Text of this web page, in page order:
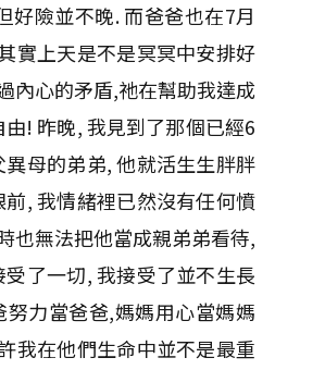
好險並不晚. 而爸爸也在7月
實上天是不是冥冥中安排好
內心的矛盾,祂在幫助我達成
! 昨晚, 我見到了那個已經6
異母的弟弟, 他就活生生胖胖
, 我情緒裡已然沒有任何憤
也無法把他當成親弟弟看待,
了一切, 我接受了並不生長
努力當爸爸,媽媽用心當媽媽
我在他們生命中並不是最重